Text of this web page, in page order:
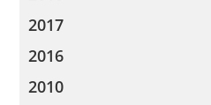
2017
2016
2010